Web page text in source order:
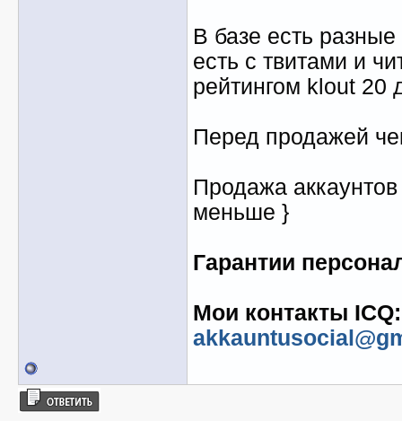
В базе есть
есть с твитами и
рейтингом klout 20
Перед продажей
Продажа
меньше }
Гарантии
Мои контакты